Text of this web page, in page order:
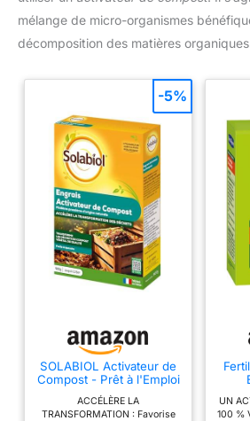
mélange de micro-organismes
décomposition des matières
SOLABIOL Activateur de
Compost - Prêt à l'Emploi
- 900g
ACCÉLÈRE LA
TRANSFORMATION : Favorise
-5%
UN
100 %